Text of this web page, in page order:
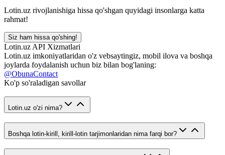
Lotin.uz rivojlanishiga hissa qo'shgan quyidagi insonlarga katta
rahmat!
Siz ham hissa qo'shing!
Lotin.uz API Xizmatlari
Lotin.uz imkoniyatlaridan o'z vebsaytingiz, mobil ilova va boshqa
joylarda foydalanish uchun biz bilan bog'laning:
@ObunaContact
Ko'p so'raladigan savollar
Lotin.uz o'zi nima?
Boshqa lotin-kirill, kirill-lotin tarjimonlaridan nima farqi bor?